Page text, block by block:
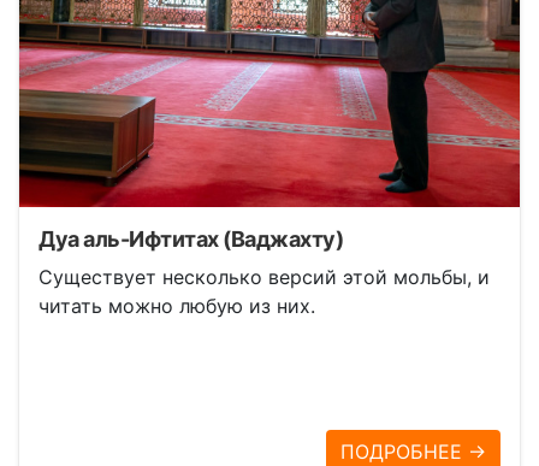
Дуа аль-Ифтитах (Ваджахту)
Существует несколько версий этой мольбы, и
читать можно любую из них.
ПОДРОБНЕЕ →